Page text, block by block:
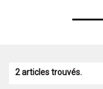
2 articles trouvés.